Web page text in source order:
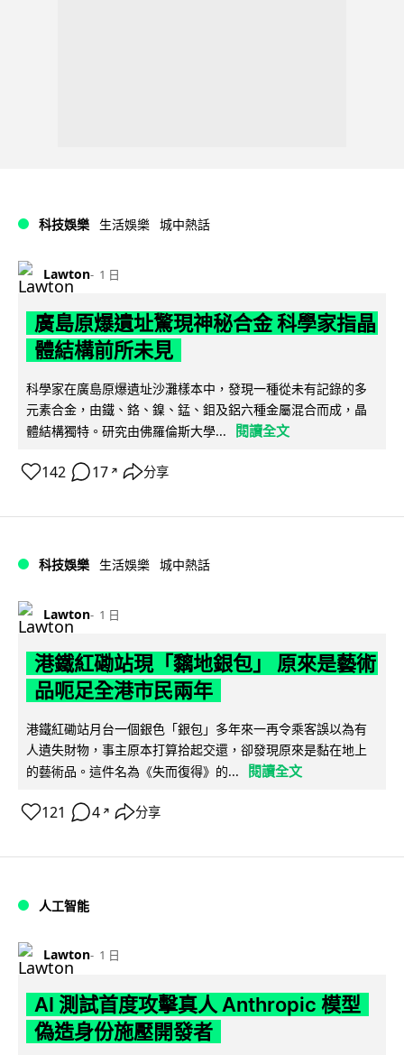
科技娛樂 生活娛樂 城中熱話
Lawton 1 日
廣島原爆遺址驚現神秘合金 科學家指晶
體結構前所未見
科學家在廣島原爆遺址沙灘樣本中，發現一種從未有記錄的多
元素合金，由鐵、鉻、鎳、錳、鉬及鋁六種金屬混合而成，晶
體結構獨特。研究由佛羅倫斯大學...
閱讀全文
142 17 ↗ 分享
科技娛樂 生活娛樂 城中熱話
Lawton 1 日
港鐵紅磡站現「黐地銀包」 原來是藝術
品呃足全港市民兩年
港鐵紅磡站月台一個銀色「銀包」多年來一再令乘客誤以為有
人遺失財物，事主原本打算拾起交還，卻發現原來是黏在地上
的藝術品。這件名為《失而復得》的...
閱讀全文
121 4 ↗ 分享
人工智能
Lawton 1 日
AI 測試首度攻擊真人 Anthropic 模型
偽造身份施壓開發者